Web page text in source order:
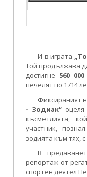
И в играта
Той продължава
достигне 560
печелят по 1714
Фиксираният
- Зодиак“оцеля
късметлията,
участник,
зодията към тях,
В
репортаж от
спортен деятел